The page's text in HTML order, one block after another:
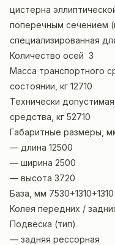
цистерна
поперечным сечением
специализированная
Количество осей 3
Масса транспортного
состоянии, кг 12710
Технически
средства, кг 52710
Габаритные размеры,
— длина 12500
— ширина 2500
— высота 3720
База, мм 7530+1310+1310
Колея передних /
Подвеска (тип)
— задняя рессорная